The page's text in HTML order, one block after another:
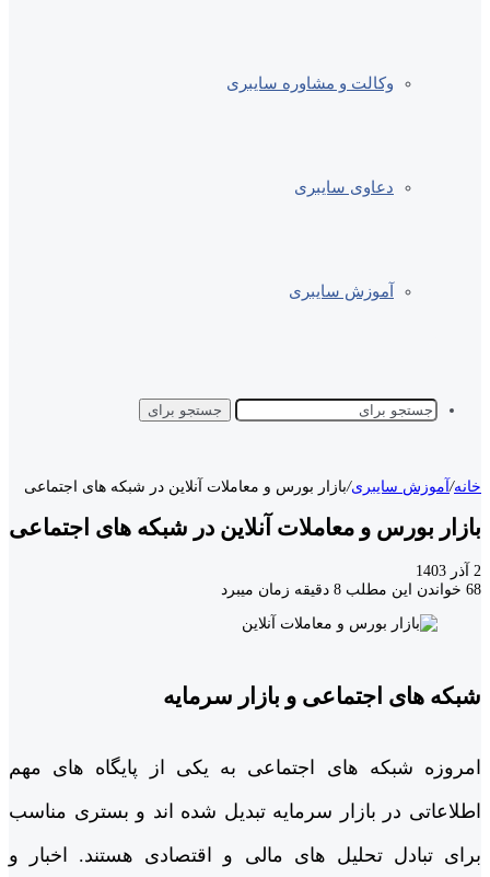
وکالت و مشاوره سایبری
دعاوی سایبری
آموزش سایبری
جستجو برای
خانه/آموزش سایبری/بازار بورس و معاملات آنلاین در شبکه های اجتماعی
بازار بورس و معاملات آنلاین در شبکه های اجتماعی
2 آذر 1403
68 خواندن این مطلب 8 دقیقه زمان میبرد
شبکه های اجتماعی و بازار سرمایه
امروزه شبکه های اجتماعی به یکی از پایگاه های مهم
اطلاعاتی در بازار سرمایه تبدیل شده اند و بستری مناسب
برای تبادل تحلیل های مالی و اقتصادی هستند. اخبار و